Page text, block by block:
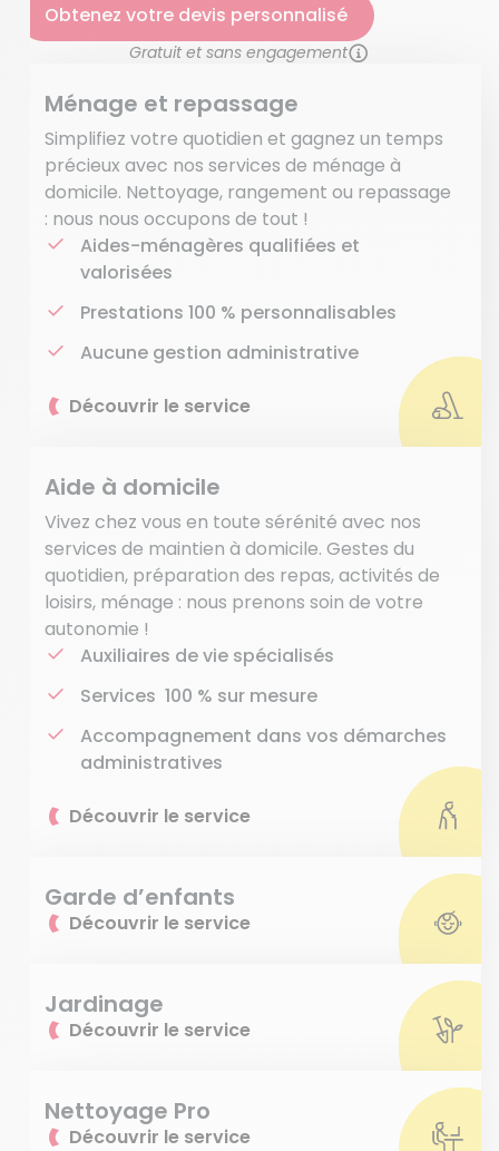
Obtenez votre devis personnalisé
Gratuit et sans engagement
Ménage et repassage
Simplifiez votre quotidien et gagnez un temps
précieux avec nos services de ménage à
domicile. Nettoyage, rangement ou repassage
: nous nous occupons de tout !
Aides-ménagères qualifiées et
valorisées
Prestations 100 % personnalisables
Aucune gestion administrative
Découvrir le service
Aide à domicile
Vivez chez vous en toute sérénité avec nos
services de maintien à domicile. Gestes du
quotidien, préparation des repas, activités de
loisirs, ménage : nous prenons soin de votre
autonomie !
Auxiliaires de vie spécialisés
Services 100 % sur mesure
Accompagnement dans vos démarches
administratives
Découvrir le service
Garde d’enfants
Découvrir le service
Jardinage
Découvrir le service
Nettoyage Pro
Découvrir le service